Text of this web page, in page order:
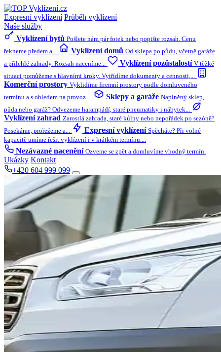
Expresní vyklízení Průběh vyklízení
Naše služby
Vyklízení bytů Pošlete nám pár fotek nebo popište rozsah. Cenu
řekneme předem a...
Vyklízení domů Od sklepa po půdu, včetně garáže
a přilehlé zahrady. Rozsah naceníme...
Vyklízení pozůstalostí V těžké
situaci pomůžeme s hlavními kroky. Vytřídíme dokumenty a cennosti,...
Komerční prostory Vyklidíme firemní prostory podle domluveného
termínu a s ohledem na provoz....
Sklepy a garáže Naplněný sklep,
půda nebo garáž? Odvezeme harampádí, staré pneumatiky i nábytek...
Vyklízení zahrad Zarostlá zahrada, staré kůlny nebo nepořádek po sezóně?
Posekáme, prořežeme a...
Expresní vyklízení Spěcháte? Při volné
kapacitě umíme řešit vyklízení i v krátkém termínu....
Nezávazné nacenění Ozveme se zpět a domluvíme vhodný termín.
Ukázky Kontakt
+420 604 999 099